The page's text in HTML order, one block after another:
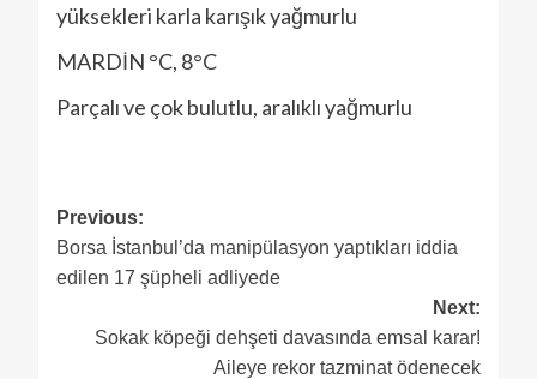
yüksekleri karla karışık yağmurlu
MARDİN °C, 8°C
Parçalı ve çok bulutlu, aralıklı yağmurlu
Previous:
Borsa İstanbul’da manipülasyon yaptıkları iddia
edilen 17 şüpheli adliyede
Next:
Sokak köpeği dehşeti davasında emsal karar!
Aileye rekor tazminat ödenecek